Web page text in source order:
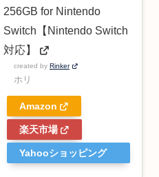
256GB for Nintendo
Switch【Nintendo Switch
対応】
created by Rinker
ホリ
Amazon
楽天市場
Yahooショッピング